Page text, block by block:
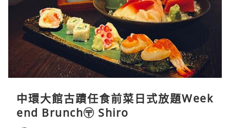
中環大館古蹟任食前菜日式放題Week
end Brunch〶 Shiro